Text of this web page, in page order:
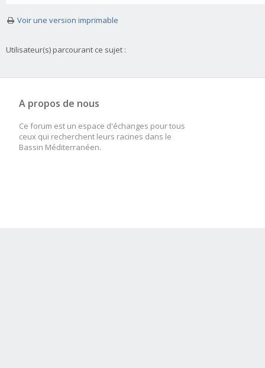
Voir une version imprimable
Utilisateur(s) parcourant ce sujet :
A propos de nous
Ce forum est un espace d'échanges pour tous
ceux qui recherchent leurs racines dans le
Bassin Méditerranéen.